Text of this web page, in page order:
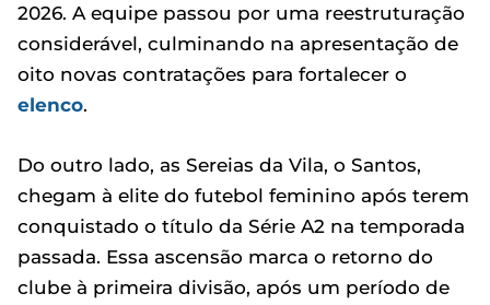
2026. A equipe passou por uma reestruturação
considerável, culminando na apresentação de
oito novas contratações para fortalecer o
elenco.
Do outro lado, as Sereias da Vila, o Santos,
chegam à elite do futebol feminino após terem
conquistado o título da Série A2 na temporada
passada. Essa ascensão marca o retorno do
clube à primeira divisão, após um período de